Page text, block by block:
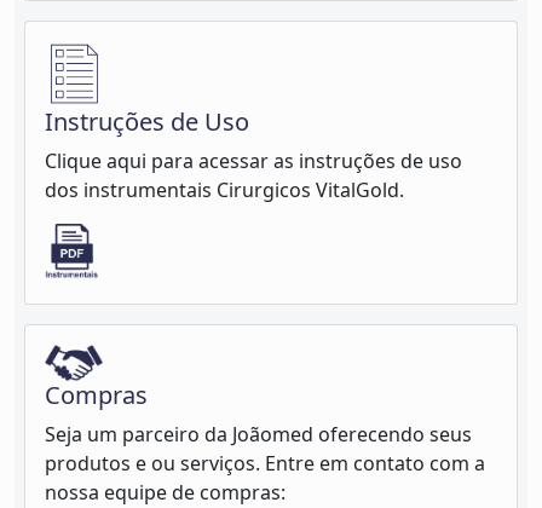
Instruções de Uso
Clique aqui para acessar as instruções de uso
dos instrumentais Cirurgicos VitalGold.
Compras
Seja um parceiro da Joãomed oferecendo seus
produtos e ou serviços. Entre em contato com a
nossa equipe de compras: